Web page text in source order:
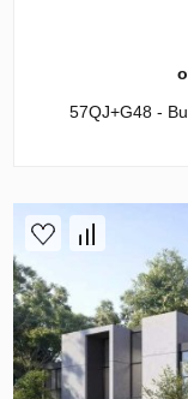
57QJ+G48 -